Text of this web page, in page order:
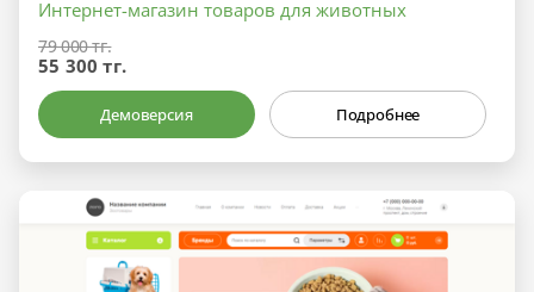
Интернет-магазин товаров для животных
79 000 тг.
55 300 тг.
Демоверсия Подробнее